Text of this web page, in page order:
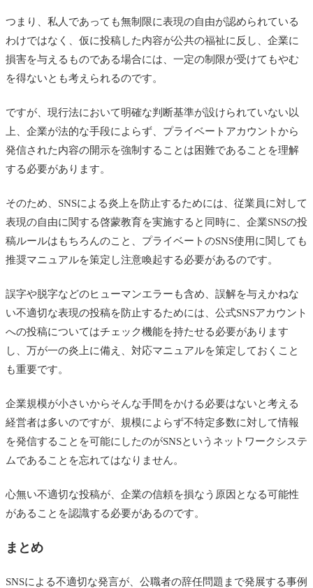
つまり、私人であっても無制限に表現の自由が認められている
わけではなく、仮に投稿した内容が公共の福祉に反し、企業に
損害を与えるものである場合には、一定の制限が受けてもやむ
を得ないとも考えられるのです。
ですが、現行法において明確な判断基準が設けられていない以
上、企業が法的な手段によらず、プライベートアカウントから
発信された内容の開示を強制することは困難であることを理解
する必要があります。
そのため、SNSによる炎上を防止するためには、従業員に対して
表現の自由に関する啓蒙教育を実施すると同時に、企業SNSの投
稿ルールはもちろんのこと、プライベートのSNS使用に関しても
推奨マニュアルを策定し注意喚起する必要があるのです。
誤字や脱字などのヒューマンエラーも含め、誤解を与えかねな
い不適切な表現の投稿を防止するためには、公式SNSアカウント
への投稿についてはチェック機能を持たせる必要があります
し、万が一の炎上に備え、対応マニュアルを策定しておくこと
も重要です。
企業規模が小さいからそんな手間をかける必要はないと考える
経営者は多いのですが、規模によらず不特定多数に対して情報
を発信することを可能にしたのがSNSというネットワークシステ
ムであることを忘れてはなりません。
心無い不適切な投稿が、企業の信頼を損なう原因となる可能性
があることを認識する必要があるのです。
まとめ
SNSによる不適切な発言が、公職者の辞任問題まで発展する事例